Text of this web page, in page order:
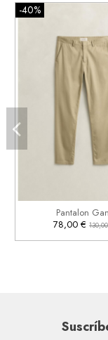
-40%
Pantalon
78,00 €
 Añadir al